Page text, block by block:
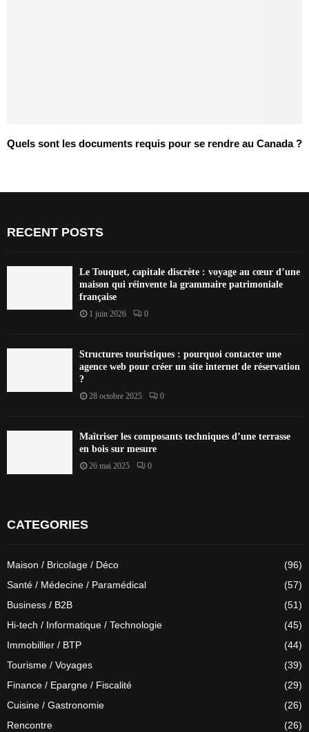
Quels sont les documents requis pour se rendre au Canada ?
RECENT POSTS
Le Touquet, capitale discrète : voyage au cœur d’une
maison qui réinvente la grammaire patrimoniale
française
1 juin 2026 0
Structures touristiques : pourquoi contacter une
agence web pour créer un site internet de réservation
?
28 octobre 2025 0
Maîtriser les composants techniques d’une terrasse
en bois sur mesure
26 mai 2025 0
CATEGORIES
Maison / Bricolage / Déco
(96)
Santé / Médecine / Paramédical
(57)
Business / B2B
(51)
Hi-tech / Informatique / Technologie
(45)
Immobillier / BTP
(44)
Tourisme / Voyages
(39)
Finance / Epargne / Fiscalité
(29)
Cuisine / Gastronomie
(26)
Rencontre
(26)